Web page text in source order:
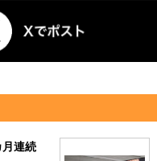
連続